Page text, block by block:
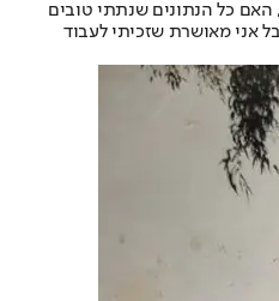
האם כל הנתונים שנתתי טובים
עבד 24 שעות, אבל אני מאושרת שזכיתי לעבוד